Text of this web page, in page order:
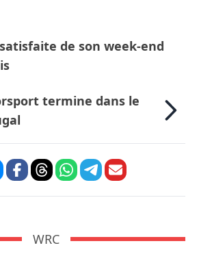
de son week-end
termine dans le
WRC